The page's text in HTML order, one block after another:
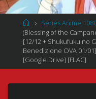
Página
de
Inicio
Series Anime
(Blessing of the
[12/12 + Shukufuku no
Benedizione OVA 01/
[Google Drive] [FLAC]